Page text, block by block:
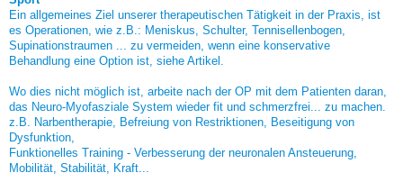
Ein allgemeines Ziel unserer therapeutischen Tätigkeit in der Praxis, ist
es Operationen, wie z.B.: Meniskus, Schulter, Tennisellenbogen,
Supinationstraumen ... zu vermeiden, wenn eine konservative
Behandlung eine Option ist, siehe Artikel.
Wo dies nicht möglich ist, arbeite nach der OP mit dem Patienten daran,
das Neuro-Myofasziale System wieder fit und schmerzfrei... zu machen.
z.B. Narbentherapie, Befreiung von Restriktionen, Beseitigung von
Dysfunktion,
Funktionelles Training - Verbesserung der neuronalen Ansteuerung,
Mobilität, Stabilität, Kraft...